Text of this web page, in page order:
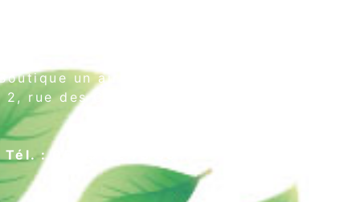
un air de thé
2, rue des Cordeliers
Tél. : 05 59 02 75 55